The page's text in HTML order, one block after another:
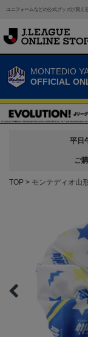
ユニフォームなどの公式グッズが買える
MONTEDIO
OFFICIAL
平日
ご
TOP モンテディオ山